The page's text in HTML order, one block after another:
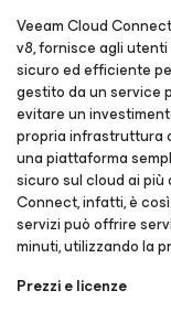
Veeam Cloud
v8, fornisce agli
sicuro ed efficiente
gestito da un service
evitare un
propria infrastruttura
una piattaforma
sicuro sul cloud ai più
Connect, infatti, è
servizi può offrire
minuti, utilizzando la
Prezzi e licenze